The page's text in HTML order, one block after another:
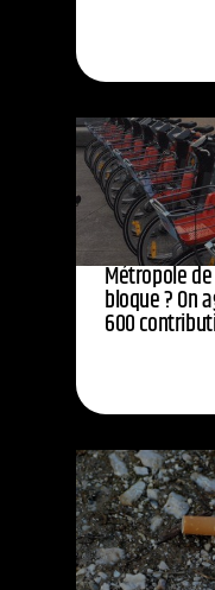
Métropole
bloque ? On
600